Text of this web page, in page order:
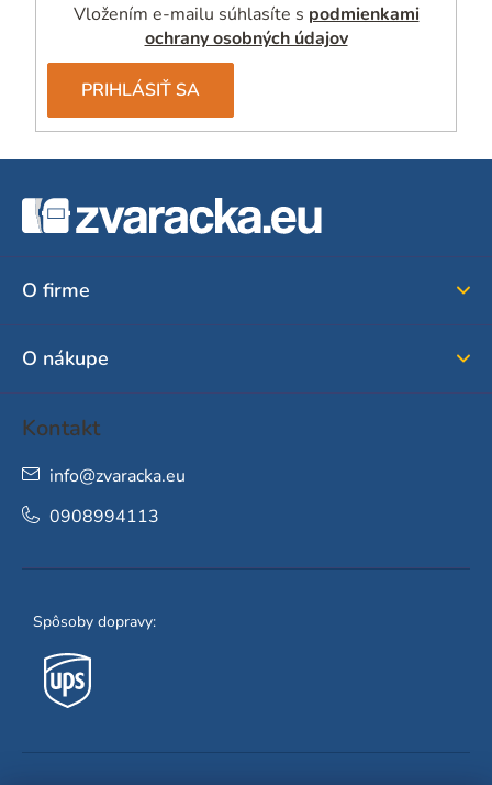
Vložením e-mailu súhlasíte s podmienkami
ochrany osobných údajov
PRIHLÁSIŤ SA
O firme
O nákupe
Kontakt
info@zvaracka.eu
0908994113
Spôsoby dopravy: